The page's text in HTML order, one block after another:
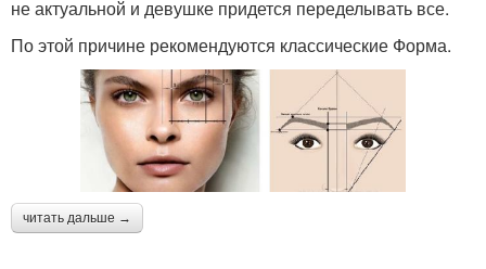
не актуальной и девушке придется переделывать все.
По этой причине рекомендуются классические Форма.
читать дальше →